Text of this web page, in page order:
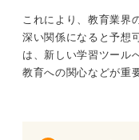
これにより、教育業界
深い関係になると予想
は、新しい学習ツール
教育への関心などが重